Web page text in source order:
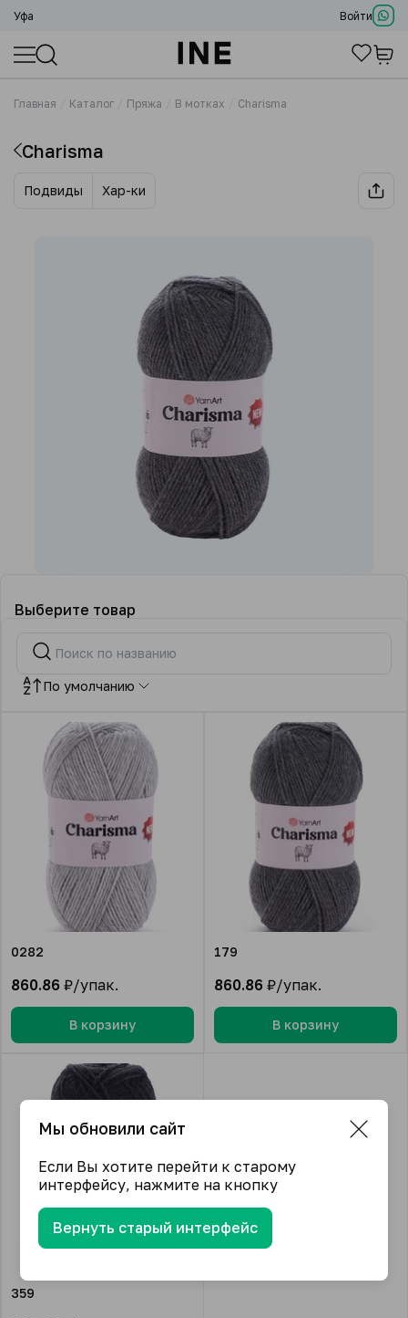
Уфа Войти
Главная Каталог Пряжа В мотках Charisma
Charisma
Подвиды Хар-ки
Выберите товар
По умолчанию
0282
860.86 ₽/упак.
В корзину
179
860.86 ₽/упак.
В корзину
359
Мы обновили сайт
Если Вы хотите перейти к старому
интерфейсу, нажмите на кнопку
Вернуть старый интерфейс